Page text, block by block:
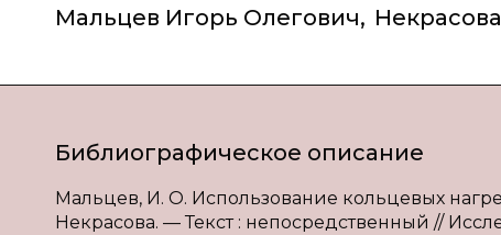
Мальцев Игорь Олегович,
Библиографическое описание
Мальцев, И. О. Использование кольцевых
Некрасова. — Текст : непосредственный //